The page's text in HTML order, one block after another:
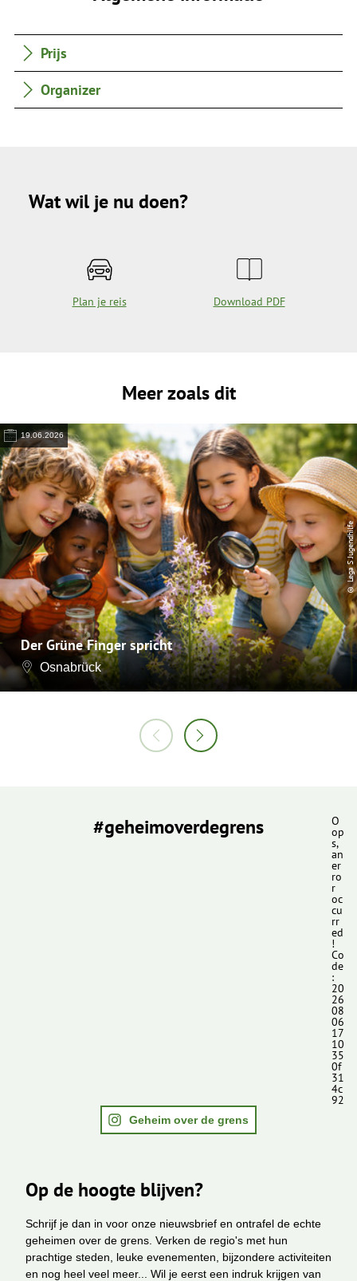
Prijs
Organizer
Wat wil je nu doen?
Plan je reis Download PDF
Meer zoals dit
19.06.2026
Der Grüne Finger spricht
Osnabrück
© Lega S Jugendhilfe
#geheimoverdegrens O
op
s,
an
er
ro
r
oc
cu
rr
ed
!
Co
de
:
20
26
08
06
17
10
35
0f
31
4c
92
Geheim over de grens
Op de hoogte blijven?
Schrijf je dan in voor onze nieuwsbrief en ontrafel de echte
geheimen over de grens. Verken de regio's met hun
prachtige steden, leuke evenementen, bijzondere activiteiten
en nog heel veel meer... Wil je eerst een indruk krijgen van